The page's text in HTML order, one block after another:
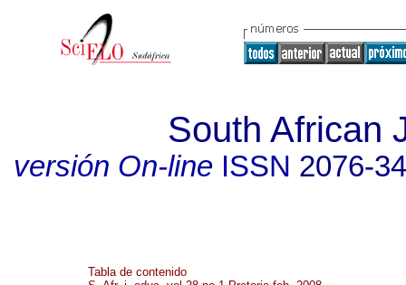
South African
versión On-lineISSN 2076-
Tabla de contenido